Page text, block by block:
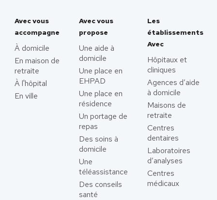
Avec vous
accompagne
À domicile
En maison de
retraite
À l'hôpital
En ville
Avec vous
propose
Une aide à
domicile
Une place en
EHPAD
Une place en
résidence
Un portage de
repas
Des soins à
domicile
Une
téléassistance
Des conseils
santé
Les
établissements
Avec
Hôpitaux et
cliniques
Agences d’aide
à domicile
Maisons de
retraite
Centres
dentaires
Laboratoires
d’analyses
Centres
médicaux